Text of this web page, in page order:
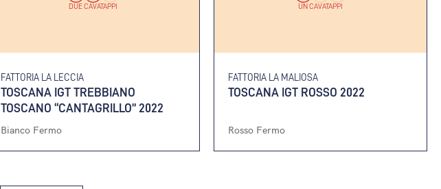
DUE CAVATAPPI
FATTORIA LA LECCIA
TOSCANA IGT TREBBIANO
TOSCANO “CANTAGRILLO” 2022
Bianco Fermo
UN CAVATAPPI
FATTORIA LA MALIOSA
TOSCANA IGT ROSSO 2022
Rosso Fermo